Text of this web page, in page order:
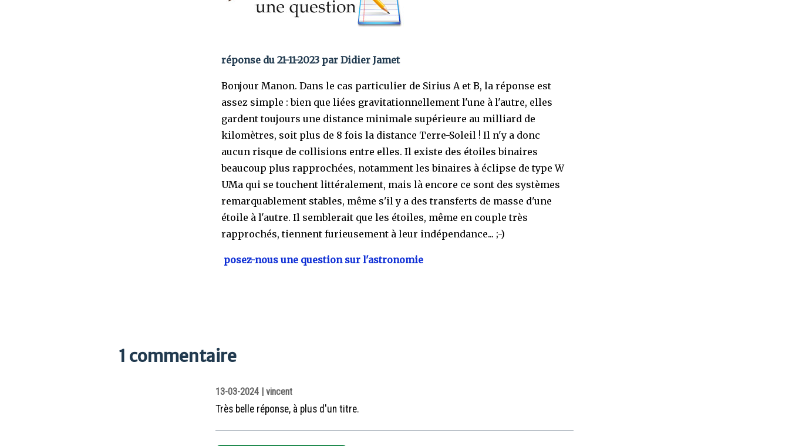
réponse du 21-11-2023 par Didier Jamet
Bonjour Manon. Dans le cas particulier de Sirius A et B, la réponse est
assez simple : bien que liées gravitationnellement l'une à l'autre, elles
gardent toujours une distance minimale supérieure au milliard de
kilomètres, soit plus de 8 fois la distance Terre-Soleil ! Il n'y a donc
aucun risque de collisions entre elles. Il existe des étoiles binaires
beaucoup plus rapprochées, notamment les binaires à éclipse de type W
UMa qui se touchent littéralement, mais là encore ce sont des systèmes
remarquablement stables, même s'il y a des transferts de masse d'une
étoile à l'autre. Il semblerait que les étoiles, même en couple très
rapprochés, tiennent furieusement à leur indépendance... ;-)
posez-nous une question sur l'astronomie
1 commentaire
13-03-2024 | vincent
Très belle réponse, à plus d'un titre.